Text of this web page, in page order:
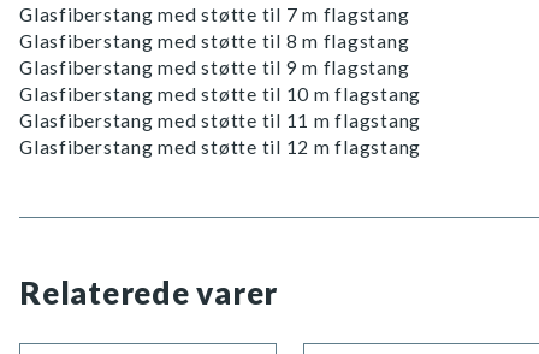
​Glasfiberstang med støtte til 7 m flagstang
​Glasfiberstang med støtte til 8 m flagstang
​Glasfiberstang med støtte til 9 m flagstang
​Glasfiberstang med støtte til 10 m flagstang
​Glasfiberstang med støtte til 11 m flagstang
​Glasfiberstang med støtte til 12 m flagstang
Relaterede varer